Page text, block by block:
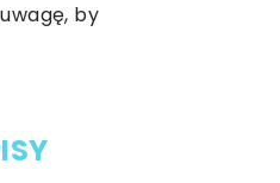
by